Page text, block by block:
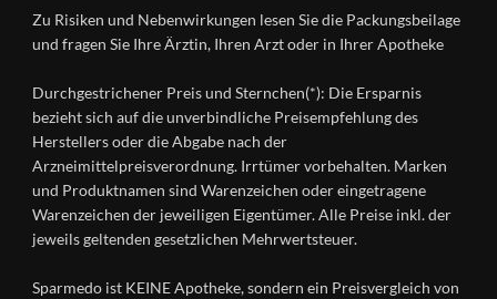
Datenschutz
Nutzungsbedingungen
Ratgeber
Wirkstoffe
Gesundheitsmagazin
Händlerlogin
Instagram
Zu Risiken und Nebenwirkungen lesen Sie die Packungsbeilage
und fragen Sie Ihre Ärztin, Ihren Arzt oder in Ihrer Apotheke
Durchgestrichener Preis und Sternchen(*): Die Ersparnis
bezieht sich auf die unverbindliche Preisempfehlung des
Herstellers oder die Abgabe nach der
Arzneimittelpreisverordnung. Irrtümer vorbehalten. Marken
und Produktnamen sind Warenzeichen oder eingetragene
Warenzeichen der jeweiligen Eigentümer. Alle Preise inkl. der
jeweils geltenden gesetzlichen Mehrwertsteuer.
Sparmedo ist KEINE Apotheke, sondern ein Preisvergleich von